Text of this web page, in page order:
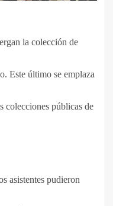
la colección de
Este último se emplaza
colecciones públicas de
asistentes pudieron